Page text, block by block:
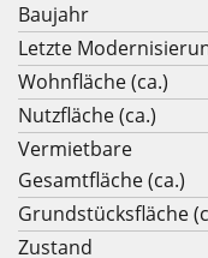
Baujahr
Letzte
Wohnfläche (ca.)
Nutzfläche (ca.)
Vermietbare
Gesamtfläche (ca.)
Grundstücksfläche
Zustand